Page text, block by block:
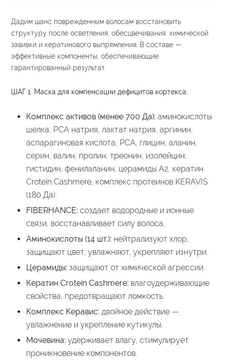
Дадим шанс поврежденным волосам восстановить
структуру после осветления, обесцвечивания, химической
завивки и кератинового выпрямления. В составе —
эффективные компоненты, обеспечивающие
гарантированный результат.
ШАГ 1. Маска для компенсации дефицитов кортекса:
Комплекс активов (менее 700 Да): аминокислоты
шелка, PCA натрия, лактат натрия, аргинин,
аспарагиновая кислота, PCA, глицин, аланин,
серин, валин, пролин, треонин, изолейцин,
гистидин, фенилаланин, церамиды А2, кератин
Crotein Cashmere, комплекс протеинов KERAVIS
(180 Да).
FIBERHANCE: создает водородные и ионные
связи, восстанавливает силу волоса.
Аминокислоты (14 шт.): нейтрализуют хлор,
защищают цвет, увлажняют, укрепляют изнутри.
Церамиды: защищают от химической агрессии.
Кератин Crotein Cashmere: влагоудерживающие
свойства, предотвращают ломкость.
Комплекс Керавис: двойное действие —
увлажнение и укрепление кутикулы.
Мочевина: удерживает влагу, стимулирует
проникновение компонентов.